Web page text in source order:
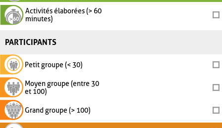
Activités élaborées (> 60
minutes)
PARTICIPANTS
Petit groupe (< 30)
Moyen groupe (entre 30
et 100)
Grand groupe (> 100)